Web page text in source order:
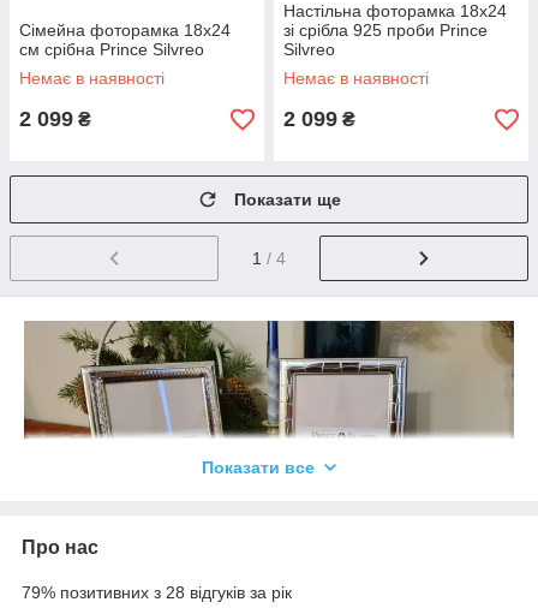
Сімейна фоторамка 18х24
см срібна Prince Silvreo
Немає в наявності
2 099 ₴
Настільна фоторамка 18х24
зі срібла 925 проби Prince
Silvreo
Немає в наявності
2 099 ₴
Показати ще
1 / 4
Показати все
Про нас
79% позитивних з 28 відгуків за рік